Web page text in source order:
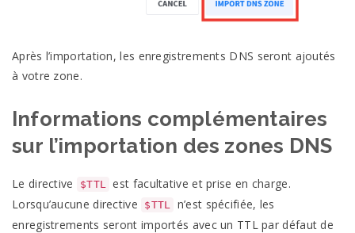
Après l’importation, les enregistrements DNS seront ajoutés
à votre zone.
Informations complémentaires
sur l’importation des zones DNS
Le directive $TTL
est facultative et prise en charge.
Lorsqu’aucune directive
$TTL
n’est spécifiée, les
enregistrements seront importés avec un TTL par défaut de